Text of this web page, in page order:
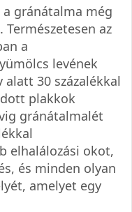
gránátalma még
az
a
levének
alatt 30 százalékkal
plakkok
gránátalmalét
elhalálozási okot,
és minden olyan
amelyet egy